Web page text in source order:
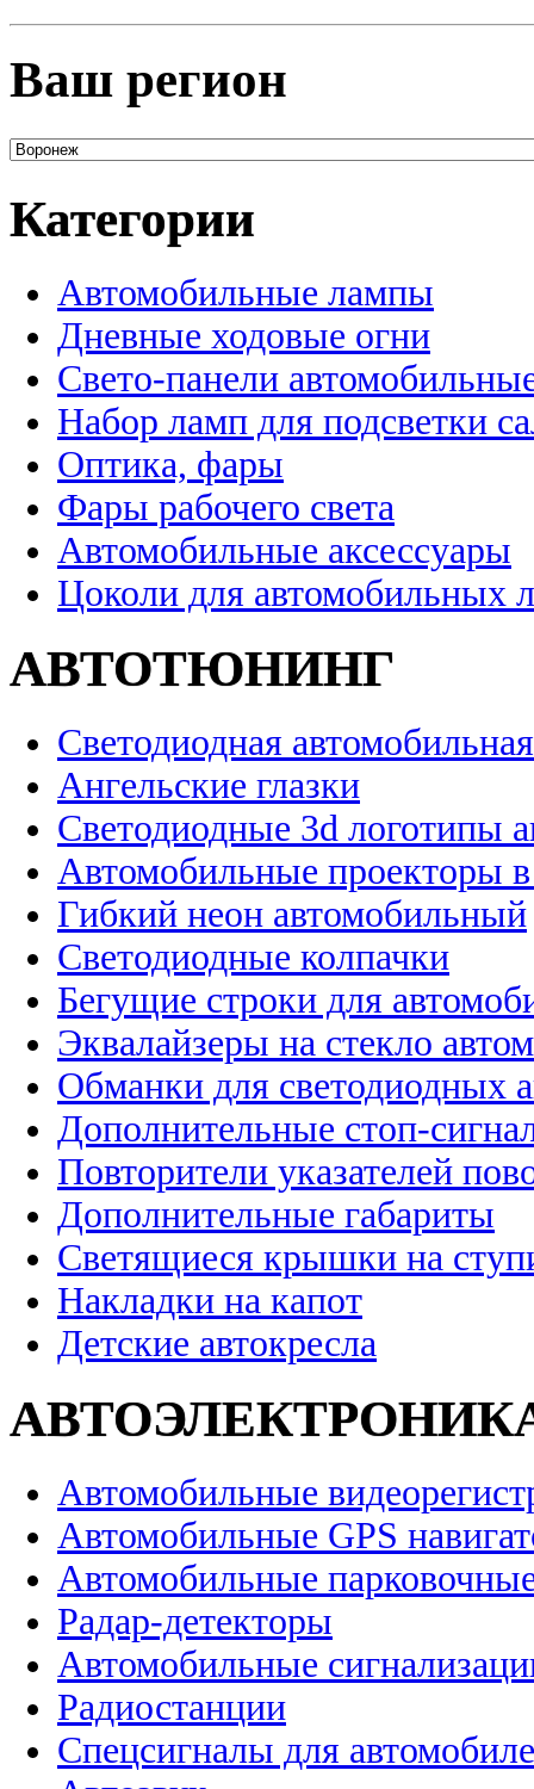
Ваш регион
Категории
Автомобильные лампы
Дневные ходовые огни
Свето-панели
Набор ламп для подсветки
Оптика, фары
Фары рабочего света
Автомобильные аксессуары
Цоколи для автомобильных
АВТОТЮНИНГ
Светодиодная
Ангельские глазки
Светодиодные 3d логотипы
Автомобильные проекторы
Гибкий неон автомобильный
Светодиодные колпачки
Бегущие строки для
Эквалайзеры на стекло
Обманки для светодиодных
Дополнительные стоп-
Повторители указателей
Дополнительные габариты
Светящиеся крышки на
Накладки на капот
Детские автокресла
Автомобильные
Автомобильные GPS
Автомобильные
Радар-детекторы
Автомобильные
Радиостанции
Спецсигналы для